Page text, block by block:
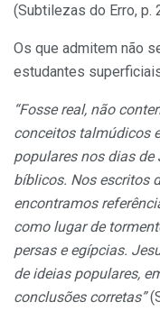
(Subtilezas do Erro, p.
Os que admitem não
estudantes
“Fosse real, não
conceitos talmúdicos
populares nos dias
bíblicos. Nos escritos
encontramos
como lugar de
persas e egípcias.
de ideias populares,
conclusões corretas”